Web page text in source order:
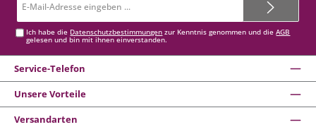
Mail-
Ich habe die Datenschutzbestimmungen zur Kenntnis genommen und dieAGB
gelesen und bin mit ihnen einverstanden.
Service-Telefon
Unsere Vorteile
Versandarten